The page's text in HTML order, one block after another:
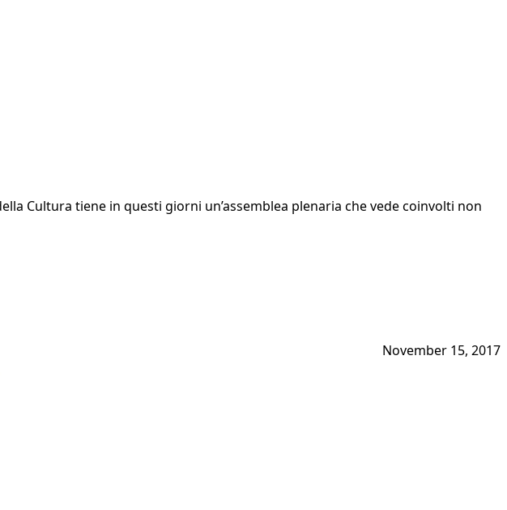
Cultura tiene in questi giorni un’assemblea plenaria che vede coinvolti non
November 15, 2017